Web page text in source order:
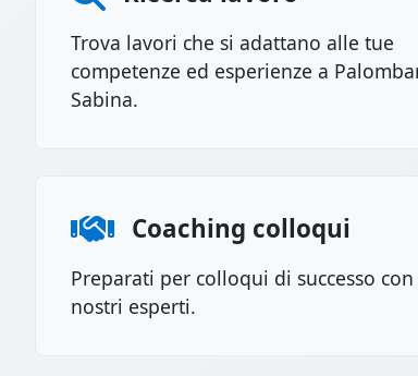
Trova lavori che si adattano alle tue
competenze ed esperienze a
Sabina.
Coaching colloqui
Preparati per colloqui di successo con
nostri esperti.